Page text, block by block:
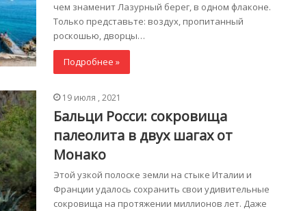
чем знаменит Лазурный берег, в одном флаконе.
Только представьте: воздух, пропитанный
роскошью, дворцы…
Подробнее »
19 июля , 2021
Бальци Росси: сокровища
палеолита в двух шагах от
Монако
Этой узкой полоске земли на стыке Италии и
Франции удалось сохранить свои удивительные
сокровища на протяжении миллионов лет. Даже